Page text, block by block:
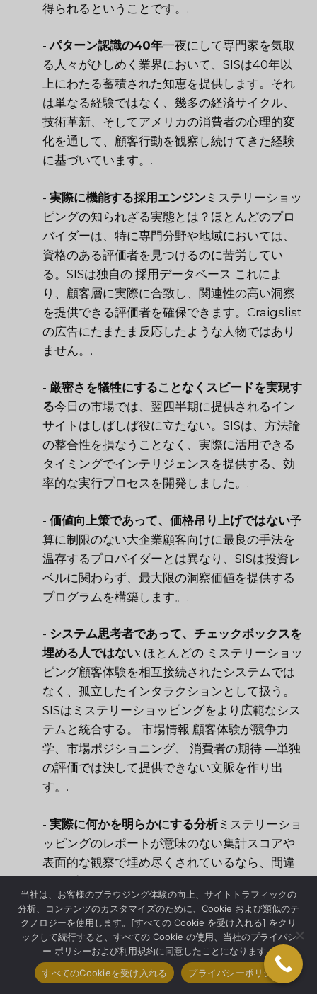
得られるということです。.
-パターン認識の40年一夜にして専門家を気取
る人々がひしめく業界において、SISは40年以
上にわたる蓄積された知恵を提供します。それ
は単なる経験ではなく、幾多の経済サイクル、
技術革新、そしてアメリカの消費者の心理的変
化を通して、顧客行動を観察し続けてきた経験
に基づいています。.
- 実際に機能する採用エンジン ミステリーショッ
ピングの知られざる実態とは？ほとんどのプロ
バイダーは、特に専門分野や地域においては、
資格のある評価者を見つけるのに苦労してい
る。SISは独自の 採用データベース これによ
り、顧客層に実際に合致し、関連性の高い洞察
を提供できる評価者を確保できます。Craigslist
の広告にたまたま反応したような人物ではあり
ません。.
- 厳密さを犠牲にすることなくスピードを実現す
る今日の市場では、翌四半期に提供されるイン
サイトはしばしば役に立たない。SISは、方法論
の整合性を損なうことなく、実際に活用できる
タイミングでインテリジェンスを提供する、効
率的な実行プロセスを開発しました。.
- 価値向上策であって、価格吊り上げではない予
算に制限のない大企業顧客向けに最良の手法を
温存するプロバイダーとは異なり、SISは投資レ
ベルに関わらず、最大限の洞察価値を提供する
プログラムを構築します。.
- システム思考者であって、チェックボックスを
埋める人ではない: ほとんどの ミステリーショッ
ピング顧客体験を相互接続されたシステムでは
なく、孤立したインタラクションとして扱う。
SISはミステリーショッピングをより広範なシス
テムと統合する。 市場情報 顧客体験が競争力
学、市場ポジショニング、 消費者の期待 ―単独
の評価では決して提供できない文脈を作り出
す。.
- 実際に何かを明らかにする分析 ミステリーショ
ッピングのレポートが意味のない集計スコアや
表面的な観察で埋め尽くされているなら、間違
ったプロバイダーと取引していることになりま
す。SISは高度な分析相関パターン、心理的要
因、予測指標を特定することで、生の観察結果
を組織が実際に活用できる戦略的情報へと変換
します。.
当社は、お客様のブラウジング体験の向上、サイトトラフィックの
分析、コンテンツのカスタマイズのために、Cookie および類似のテ
クノロジーを使用します。[すべての Cookie を受け入れる] をクリ
ックして続行すると、すべての Cookie の使用、当社のプライバシ
ー ポリシーおよび利用規約に同意したことになります。
すべてのCookieを受け入れる
プライバシーポリシー